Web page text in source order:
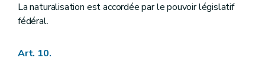
Art. 147
Art. 151
La naturalisation est accordée par le pouvoir législatif
fédéral.
Art. 10.